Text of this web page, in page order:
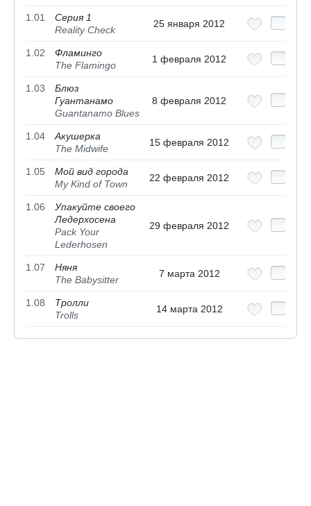
1.01
Серия 1
Reality Check
25 января 2012
1.02
Фламинго
The Flamingo
1 февраля 2012
1.03
Блюз
Гуантанамо
Guantanamo Blues
8 февраля 2012
1.04
Акушерка
The Midwife
15 февраля 2012
1.05
Мой вид города
My Kind of Town
22 февраля 2012
1.06
Упакуйте своего
Ледерхосена
Pack Your
Lederhosen
29 февраля 2012
1.07
Няня
The Babysitter
7 марта 2012
1.08
Тролли
Trolls
14 марта 2012